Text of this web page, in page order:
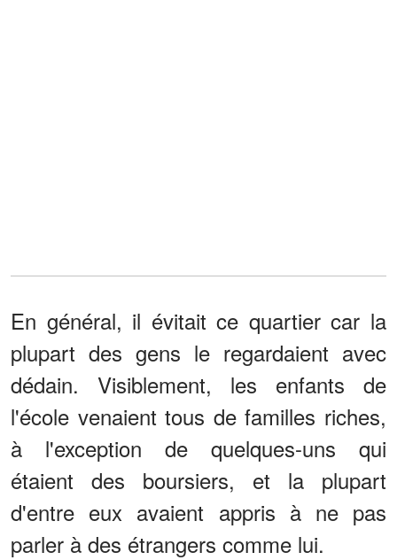
En général, il évitait ce quartier car la
plupart des gens le regardaient avec
dédain. Visiblement, les enfants de
l'école venaient tous de familles riches,
à l'exception de quelques-uns qui
étaient des boursiers, et la plupart
d'entre eux avaient appris à ne pas
parler à des étrangers comme lui.